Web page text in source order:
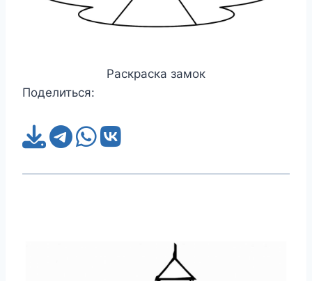
Раскраска замок
Поделиться: